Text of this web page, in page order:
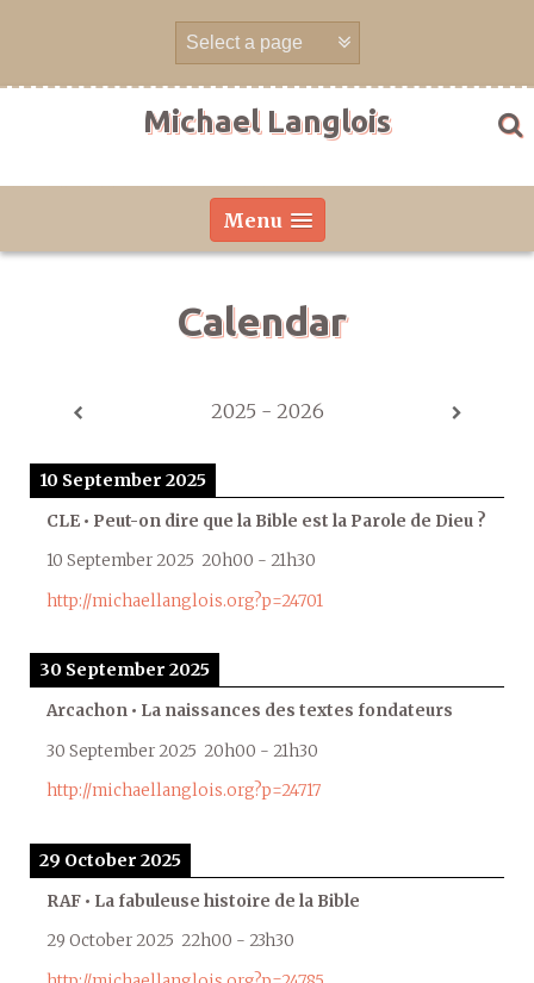
Michael Langlois
Menu
Calendar
2025 - 2026
10 September 2025
CLE • Peut-on dire que la Bible est la Parole de Dieu ?
10 September 2025 20h00 - 21h30
http://michaellanglois.org?p=24701
30 September 2025
Arcachon • La naissances des textes fondateurs
30 September 2025 20h00 - 21h30
http://michaellanglois.org?p=24717
29 October 2025
RAF • La fabuleuse histoire de la Bible
29 October 2025 22h00 - 23h30